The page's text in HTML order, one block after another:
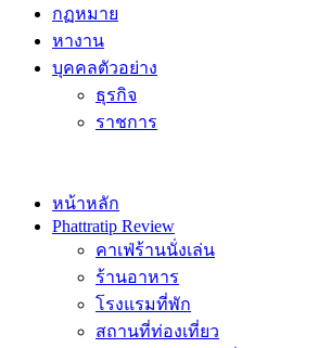
กฏหมาย
หางาน
บุคคลตัวอย่าง
ธุรกิจ
ราชการ
หน้าหลัก
Phattratip Review
คาเฟ่ร้านนั่งเล่น
ร้านอาหาร
โรงแรมที่พัก
สถานที่ท่องเที่ยว